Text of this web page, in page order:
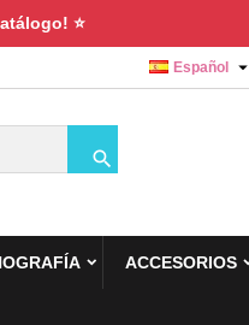
⭐
Español 

ACCESORIOS